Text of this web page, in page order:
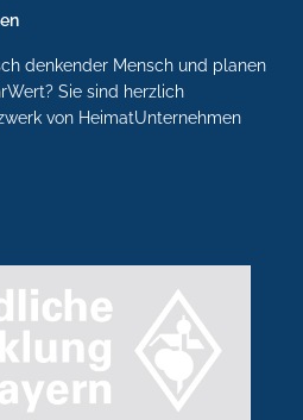
denkender Mensch und planen
Sie sind herzlich
von HeimatUnternehmen